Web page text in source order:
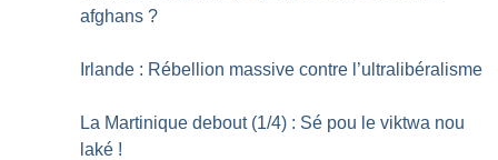
afghans ?
Irlande : Rébellion massive contre l’ultralibéralisme
La Martinique debout (1/4) : Sé pou le viktwa nou
laké !